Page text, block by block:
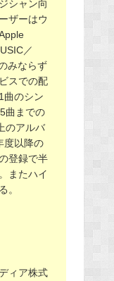
シャン向
ザーはウ
／
みならず
スでの配
曲のシン
曲までの
のアルバ
度以降の
登録で半
またハイ
。
ィア株式